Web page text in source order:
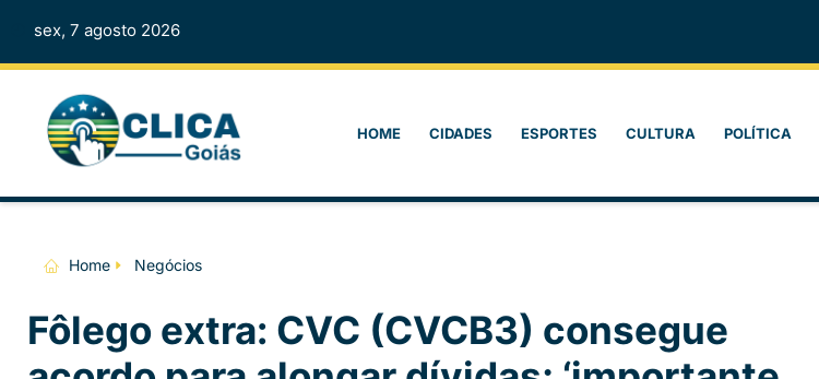
sex, 7 agosto 2026
HOME CIDADES ESPORTES CULTURA POLÍTICA
Home Negócios
Fôlego extra: CVC (CVCB3) consegue